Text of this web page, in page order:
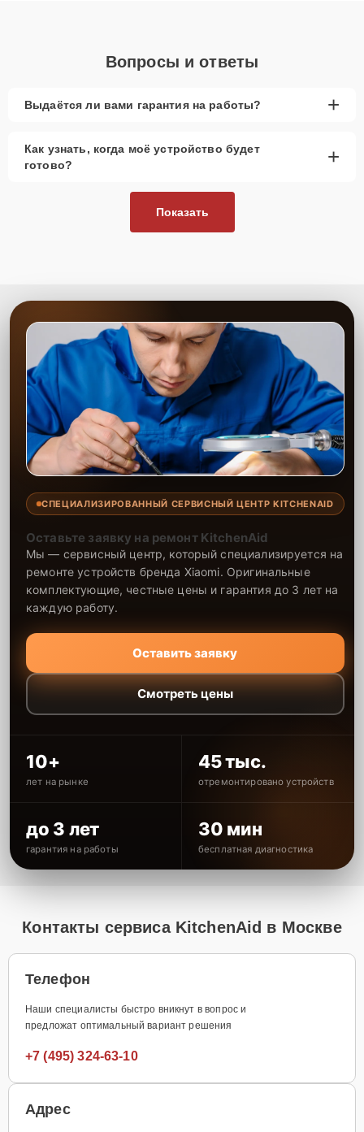
Вопросы и ответы
Выдаётся ли вами гарантия на работы? +
Как узнать, когда моё устройство будет
готово?
+
Показать
СПЕЦИАЛИЗИРОВАННЫЙ СЕРВИСНЫЙ ЦЕНТР KITCHENAID
Оставьте заявку на ремонт KitchenAid
Мы — сервисный центр, который специализируется на
ремонте устройств бренда Xiaomi. Оригинальные
комплектующие, честные цены и гарантия до 3 лет на
каждую работу.
Оставить заявку
Смотреть цены
10+
лет на рынке
45 тыс.
отремонтировано устройств
до 3 лет
гарантия на работы
30 мин
бесплатная диагностика
Контакты сервиса KitchenAid в Москве
Телефон
Наши специалисты быстро вникнут в вопрос и
предложат оптимальный вариант решения
+7 (495) 324-63-10
Адрес